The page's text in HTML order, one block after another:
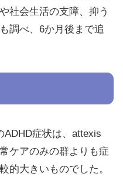
社会生活の支障、抑う
調べ、6か月後まで追
ADHD症状は、attexis
ケアのみの群よりも症
的大きいものでした。